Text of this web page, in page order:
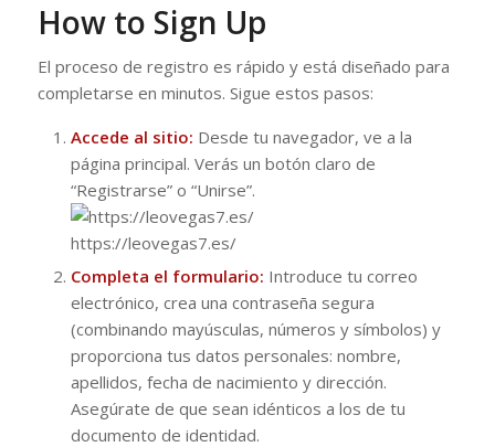
How to Sign Up
El proceso de registro es rápido y está diseñado para
completarse en minutos. Sigue estos pasos:
Accede al sitio: Desde tu navegador, ve a la
página principal. Verás un botón claro de
“Registrarse” o “Unirse”.
https://leovegas7.es/
Completa el formulario: Introduce tu correo
electrónico, crea una contraseña segura
(combinando mayúsculas, números y símbolos) y
proporciona tus datos personales: nombre,
apellidos, fecha de nacimiento y dirección.
Asegúrate de que sean idénticos a los de tu
documento de identidad.